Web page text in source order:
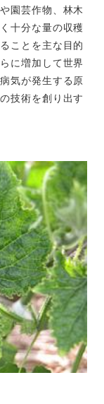
園芸作物、林木
十分な量の収穫
ことを主な目的
に増加して世界
気が発生する原
技術を創り出す